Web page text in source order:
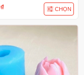
CHỌN